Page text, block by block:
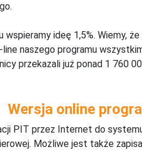
ideę 1,5%. Wiemy,
naszego programu
przekazali już ponad 1 760
Wersja online
PIT przez Internet do
Możliwe jest także